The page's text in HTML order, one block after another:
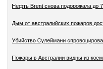
Нефть Brent снова подорожала до
Дым от австралийских пожаров
Убийство Сулеймани
Пожары в Австралии видны из